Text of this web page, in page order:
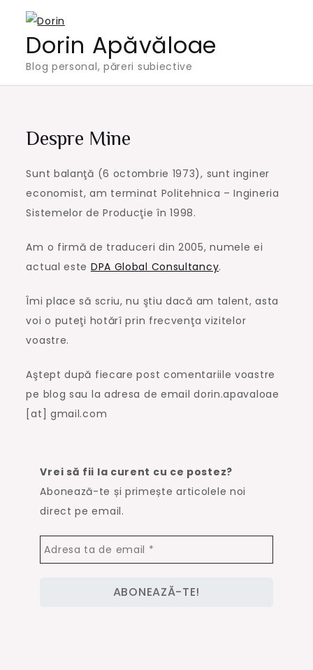
contentDorin Apăvăloae
Blog personal, păreri subiective
Despre Mine
Sunt balanţă (6 octombrie 1973), sunt inginer
economist, am terminat Politehnica – Ingineria
Sistemelor de Producţie în 1998.
Am o firmă de traduceri din 2005, numele ei
actual este DPA Global Consultancy.
Îmi place să scriu, nu ştiu dacă am talent, asta
voi o puteţi hotărî prin frecvenţa vizitelor
voastre.
Aştept după fiecare post comentariile voastre
pe blog sau la adresa de email dorin.apavaloae
[at] gmail.com
Vrei să fii la curent cu ce postez?
Abonează-te și primește articolele noi
direct pe email.